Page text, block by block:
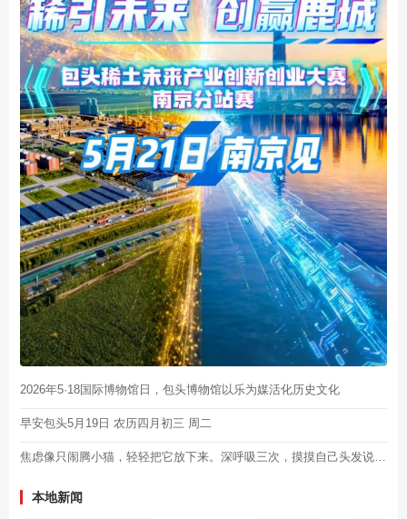
2026年5·18国际博物馆日，包头博物馆以乐为媒活化历史文化
早安包头5月19日 农历四月初三 周二
本地新闻